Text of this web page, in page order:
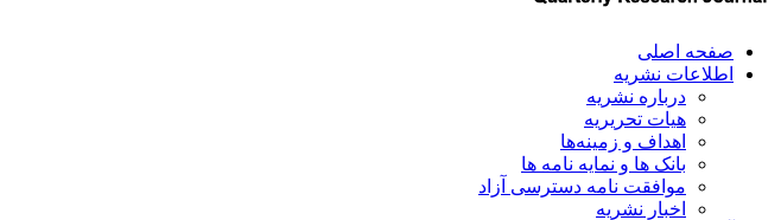
صفحه اصلی
اطلاعات نشریه
درباره نشریه
هیات تحریریه
اهداف و زمینه‌ها
بانک ها و نمایه نامه ها
موافقت نامه دسترسی آزاد
اخبار نشریه